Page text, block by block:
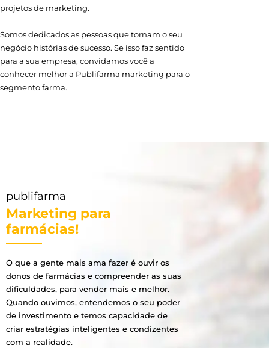
projetos de marketing.
Somos dedicados as pessoas que tornam o seu
negócio histórias de sucesso. Se isso faz sentido
para a sua empresa, convidamos você a
conhecer melhor a Publifarma marketing para o
segmento farma.
publifarma
Marketing para
farmácias!
O que a gente mais ama fazer é ouvir os
donos de farmácias e compreender as suas
dificuldades, para vender mais e melhor.
Quando ouvimos, entendemos o seu poder
de investimento e temos capacidade de
criar estratégias inteligentes e condizentes
com a realidade.